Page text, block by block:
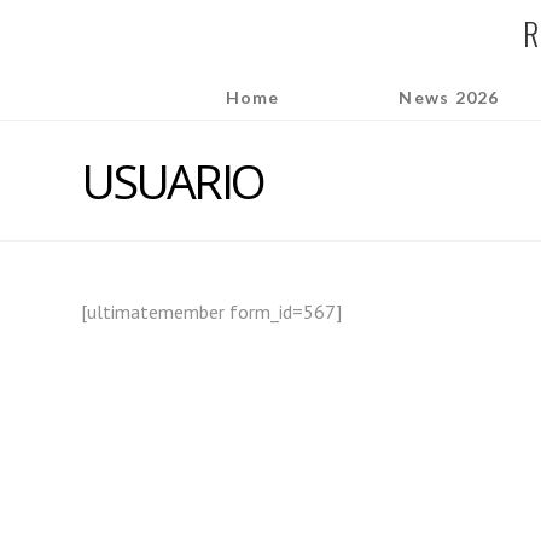
OCEÁNICA
BUENOS
AIRES
Home News 2026
USUARIO
[ultimatemember form_id=567]